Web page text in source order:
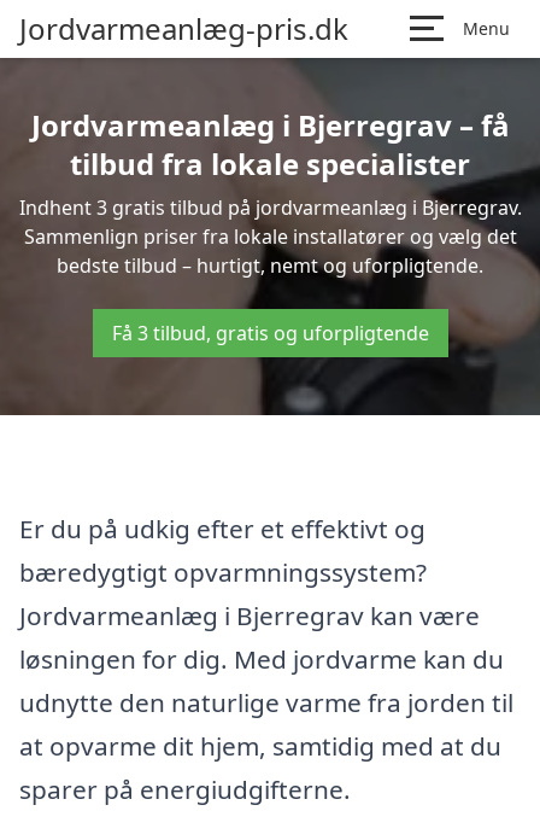
Jordvarmeanlæg-pris.dk Menu
Jordvarmeanlæg i Bjerregrav – få
tilbud fra lokale specialister
Indhent 3 gratis tilbud på jordvarmeanlæg i Bjerregrav.
Sammenlign priser fra lokale installatører og vælg det
bedste tilbud – hurtigt, nemt og uforpligtende.
Få 3 tilbud, gratis og uforpligtende
Er du på udkig efter et effektivt og
bæredygtigt opvarmningssystem?
Jordvarmeanlæg i Bjerregrav kan være
løsningen for dig. Med jordvarme kan du
udnytte den naturlige varme fra jorden til
at opvarme dit hjem, samtidig med at du
sparer på energiudgifterne.